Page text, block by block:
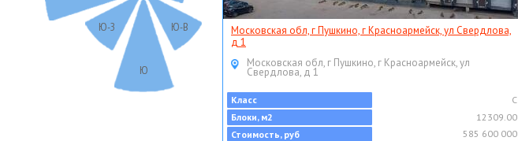
Ю-В
Ю
Ю-З
Московская обл, г Пушкино, г Красноармейск, ул Свердлова,
д 1
Московская обл, г Пушкино, г Красноармейск, ул
Свердлова, д 1
Класс
C
Блоки, м2
12309.00
Стоимость, руб
585 600 000